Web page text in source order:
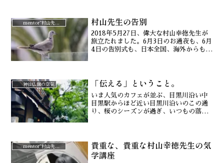
村山先生の告別
2018年5月27日、偉大な村山幸徳先生が
旅立たれました。6月3日のお通夜も、6月
4日の告別式も、日本全国、海外からも多
した村山先生...
神社仏閣の空気 「伝える」ということ。
いま人気のカフェが並ぶ、目黒川沿い中
目黒駅からほど近い目黒川沿いのこの通
り、桜のシーズンが過ぎ、いつもの落ち
普通の都会の街だったのに、...
mentor~村山先生と。
貴重な、貴重な村山幸徳先生の気
学講座